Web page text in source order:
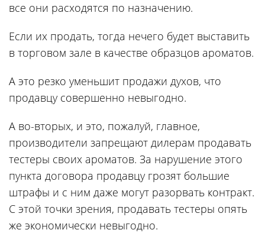
все они расходятся по назначению.
Если их продать, тогда нечего будет выставить
в торговом зале в качестве образцов ароматов.
А это резко уменьшит продажи духов, что
продавцу совершенно невыгодно.
А во-вторых, и это, пожалуй, главное,
производители запрещают дилерам продавать
тестеры своих ароматов. За нарушение этого
пункта договора продавцу грозят большие
штрафы и с ним даже могут разорвать контракт.
С этой точки зрения, продавать тестеры опять
же экономически невыгодно.